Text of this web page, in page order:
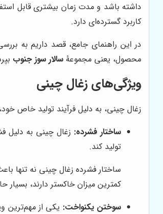
داشته باشد و مدت زمان بیشتری قابل
کاربرد گسترده‌ای دارد.
در این راهنمای جامع، قصد داریم به
محصول، یعنی مجموعۀ سالار سوز جنوب
ویژگی‌های زغال چینی
زغال چینی، به دلیل فرآیند تولید خاص
ساختار فشرده: زغال چینی به دلیل
تولید کند.
ساختار فشرده زغال چینی نه تنها
کمترین میزان خاکستر دارند،
سوختن یکنواخت: یکی از مهم‌ترین